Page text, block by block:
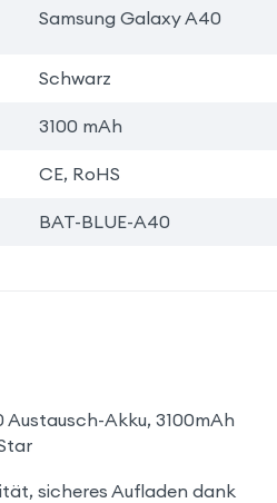
Samsung Galaxy A40
Schwarz
3100 mAh
CE, RoHS
BAT-BLUE-A40
Austausch-Akku, 3100mAh
sicheres Aufladen dank